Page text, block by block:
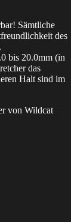
Sämtliche
des
bis 20.0mm (in
das
Halt sind im
von Wildcat